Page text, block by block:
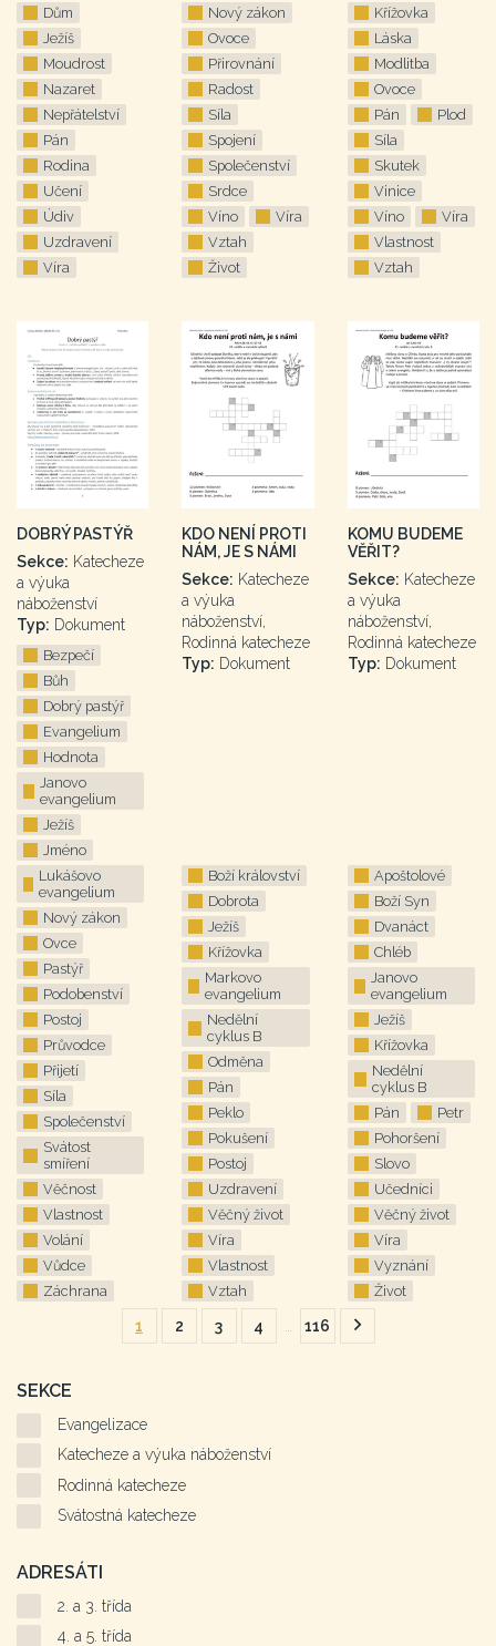
Dům
Ježíš
Moudrost
Nazaret
Nepřátelství
Pán
Rodina
Učení
Údiv
Uzdravení
Víra
Nový zákon
Ovoce
Přirovnání
Radost
Síla
Spojení
Společenství
Srdce
Víno
Víra
Vztah
Život
Křížovka
Láska
Modlitba
Ovoce
Pán
Plod
Síla
Skutek
Vinice
Víno
Víra
Vlastnost
Vztah
DOBRÝ PASTÝŘ
Sekce: Katecheze
a výuka
náboženství
Typ: Dokument
Bezpečí
Bůh
Dobrý pastýř
Evangelium
Hodnota
Janovo
evangelium
Ježíš
Jméno
Lukášovo
evangelium
Nový zákon
Ovce
Pastýř
Podobenství
Postoj
Průvodce
Přijetí
Síla
Společenství
Svátost
smíření
Věčnost
Vlastnost
Volání
Vůdce
Záchrana
KDO NENÍ PROTI
NÁM, JE S NÁMI
Sekce: Katecheze
a výuka
náboženství,
Rodinná katecheze
Typ: Dokument
Boží království
Dobrota
Ježíš
Křížovka
Markovo
evangelium
Nedělní
cyklus B
Odměna
Pán
Peklo
Pokušení
Postoj
Uzdravení
Věčný život
Víra
Vlastnost
Vztah
KOMU BUDEME
VĚŘIT?
Sekce: Katecheze
a výuka
náboženství,
Rodinná katecheze
Typ: Dokument
Apoštolové
Boží Syn
Dvanáct
Chléb
Janovo
evangelium
Ježíš
Křížovka
Nedělní
cyklus B
Pán
Petr
Pohoršení
Slovo
Učedníci
Věčný život
Víra
Vyznání
Život
1 2 3 4 … 116
Následující
SEKCE
Evangelizace
Katecheze a výuka náboženství
Rodinná katecheze
Svátostná katecheze
ADRESÁTI
2. a 3. třída
4. a 5. třída